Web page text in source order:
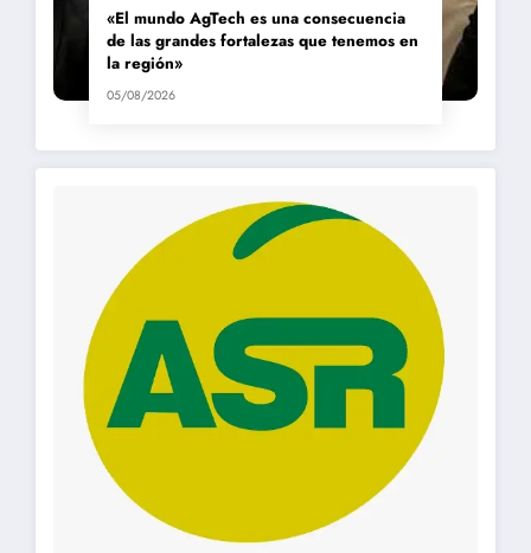
«El mundo AgTech es una consecuencia
de las grandes fortalezas que tenemos en
la región»
05/08/2026